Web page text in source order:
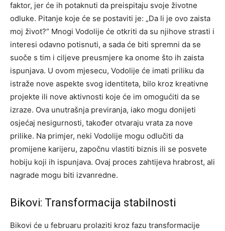
faktor, jer će ih potaknuti da preispitaju svoje životne
odluke. Pitanje koje će se postaviti je: „Da li je ovo zaista
moj život?“ Mnogi Vodolije će otkriti da su njihove strasti i
interesi odavno potisnuti, a sada će biti spremni da se
suoče s tim i ciljeve preusmjere ka onome što ih zaista
ispunjava. U ovom mjesecu, Vodolije će imati priliku da
istraže nove aspekte svog identiteta, bilo kroz kreativne
projekte ili nove aktivnosti koje će im omogućiti da se
izraze. Ova unutrašnja previranja, iako mogu donijeti
osjećaj nesigurnosti, također otvaraju vrata za nove
prilike. Na primjer, neki Vodolije mogu odlučiti da
promijene karijeru, započnu vlastiti biznis ili se posvete
hobiju koji ih ispunjava. Ovaj proces zahtijeva hrabrost, ali
nagrade mogu biti izvanredne.
Bikovi: Transformacija stabilnosti
Bikovi će u februaru prolaziti kroz fazu transformacije